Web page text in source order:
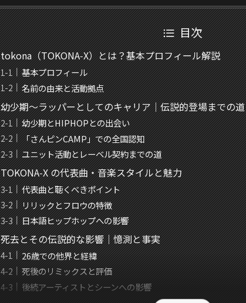
目次
tokona（TOKONA‑X）とは？基本プロフィール解説
基本プロフィール
名前の由来と活動拠点
幼少期〜ラッパーとしてのキャリア｜伝説的登場までの道
幼少期とHIPHOPとの出会い
「さんピンCAMP」での全国認知
ユニット活動とレーベル契約までの道
TOKONA‑X の代表曲・音楽スタイルと魅力
代表曲と聴くべきポイント
リリックとフロウの特徴
日本語ヒップホップへの影響
死去とその伝説的な影響｜憶測と事実
26歳での他界と経緯
死後のリミックスと評価
後続アーティストとシーンへの影響